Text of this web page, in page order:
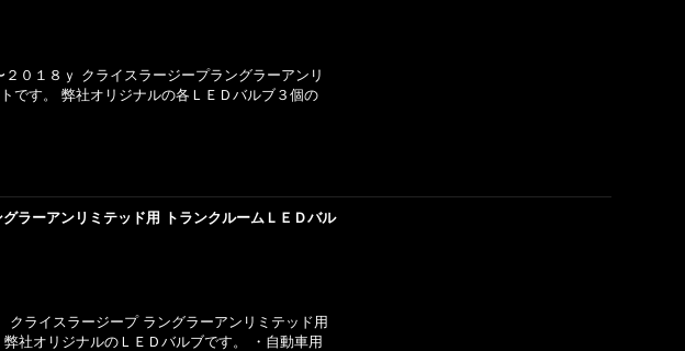
０１８ｙ クライスラージープラングラーアンリ
です。 弊社オリジナルの各ＬＥＤバルブ３個の
ーアンリミテッド用 トランクルームＬＥＤバル
ライスラージープ ラングラーアンリミテッド用
社オリジナルのＬＥＤバルブです。 ・自動車用